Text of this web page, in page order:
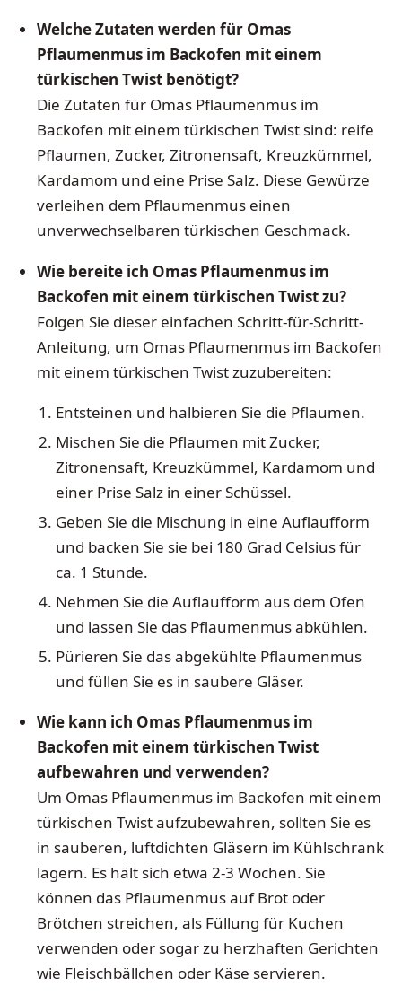
Welche Zutaten werden für Omas
Pflaumenmus im Backofen mit einem
türkischen Twist benötigt?
Die Zutaten für Omas Pflaumenmus im
Backofen mit einem türkischen Twist sind: reife
Pflaumen, Zucker, Zitronensaft, Kreuzkümmel,
Kardamom und eine Prise Salz. Diese Gewürze
verleihen dem Pflaumenmus einen
unverwechselbaren türkischen Geschmack.
Wie bereite ich Omas Pflaumenmus im
Backofen mit einem türkischen Twist zu?
Folgen Sie dieser einfachen Schritt-für-Schritt-
Anleitung, um Omas Pflaumenmus im Backofen
mit einem türkischen Twist zuzubereiten:
Entsteinen und halbieren Sie die Pflaumen.
Mischen Sie die Pflaumen mit Zucker,
Zitronensaft, Kreuzkümmel, Kardamom und
einer Prise Salz in einer Schüssel.
Geben Sie die Mischung in eine Auflaufform
und backen Sie sie bei 180 Grad Celsius für
ca. 1 Stunde.
Nehmen Sie die Auflaufform aus dem Ofen
und lassen Sie das Pflaumenmus abkühlen.
Pürieren Sie das abgekühlte Pflaumenmus
und füllen Sie es in saubere Gläser.
Wie kann ich Omas Pflaumenmus im
Backofen mit einem türkischen Twist
aufbewahren und verwenden?
Um Omas Pflaumenmus im Backofen mit einem
türkischen Twist aufzubewahren, sollten Sie es
in sauberen, luftdichten Gläsern im Kühlschrank
lagern. Es hält sich etwa 2-3 Wochen. Sie
können das Pflaumenmus auf Brot oder
Brötchen streichen, als Füllung für Kuchen
verwenden oder sogar zu herzhaften Gerichten
wie Fleischbällchen oder Käse servieren.